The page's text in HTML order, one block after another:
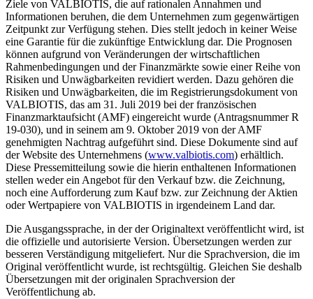
Ziele von VALBIOTIS, die auf rationalen Annahmen und
Informationen beruhen, die dem Unternehmen zum gegenwärtigen
Zeitpunkt zur Verfügung stehen. Dies stellt jedoch in keiner Weise
eine Garantie für die zukünftige Entwicklung dar. Die Prognosen
können aufgrund von Veränderungen der wirtschaftlichen
Rahmenbedingungen und der Finanzmärkte sowie einer Reihe von
Risiken und Unwägbarkeiten revidiert werden. Dazu gehören die
Risiken und Unwägbarkeiten, die im Registrierungsdokument von
VALBIOTIS, das am 31. Juli 2019 bei der französischen
Finanzmarktaufsicht (AMF) eingereicht wurde (Antragsnummer R
19-030), und in seinem am 9. Oktober 2019 von der AMF
genehmigten Nachtrag aufgeführt sind. Diese Dokumente sind auf
der Website des Unternehmens (www.valbiotis.com) erhältlich.
Diese Pressemitteilung sowie die hierin enthaltenen Informationen
stellen weder ein Angebot für den Verkauf bzw. die Zeichnung,
noch eine Aufforderung zum Kauf bzw. zur Zeichnung der Aktien
oder Wertpapiere von VALBIOTIS in irgendeinem Land dar.
Die Ausgangssprache, in der der Originaltext veröffentlicht wird, ist
die offizielle und autorisierte Version. Übersetzungen werden zur
besseren Verständigung mitgeliefert. Nur die Sprachversion, die im
Original veröffentlicht wurde, ist rechtsgültig. Gleichen Sie deshalb
Übersetzungen mit der originalen Sprachversion der
Veröffentlichung ab.